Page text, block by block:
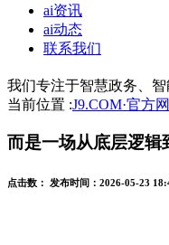
ai资讯
ai动态
联系我们
我们专注于智慧政务、
当前位置 :J9.COM·官方
而是一场从底层逻
点击数： 发布时间： 2026-05-23